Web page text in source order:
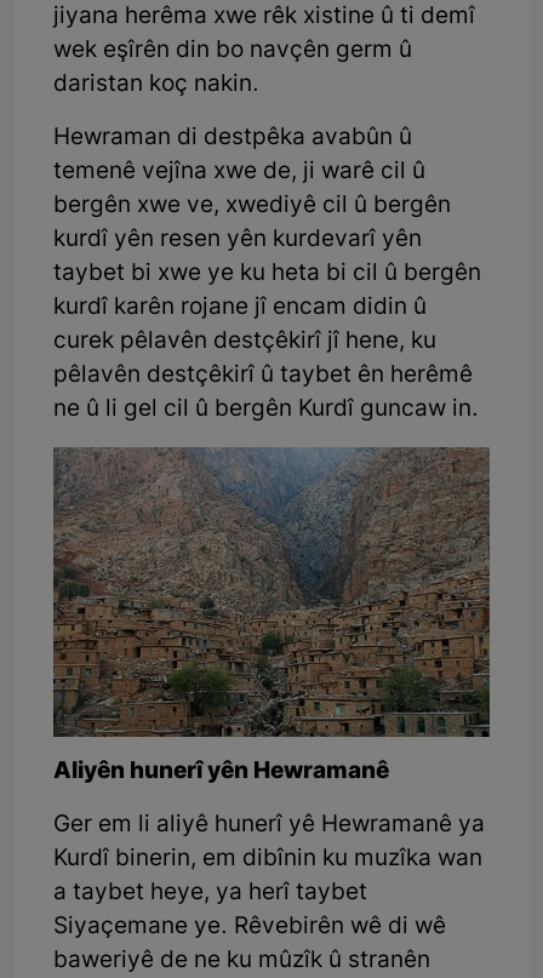
jiyana herêma xwe rêk xistine û ti demî
wek eşîrên din bo navçên germ û
daristan koç nakin.
Hewraman di destpêka avabûn û
temenê vejîna xwe de, ji warê cil û
bergên xwe ve, xwediyê cil û bergên
kurdî yên resen yên kurdevarî yên
taybet bi xwe ye ku heta bi cil û bergên
kurdî karên rojane jî encam didin û
curek pêlavên destçêkirî jî hene, ku
pêlavên destçêkirî û taybet ên herêmê
ne û li gel cil û bergên Kurdî guncaw in.
Aliyên hunerî yên Hewramanê
Ger em li aliyê hunerî yê Hewramanê ya
Kurdî binerin, em dibînin ku muzîka wan
a taybet heye, ya herî taybet
Siyaçemane ye. Rêvebirên wê di wê
baweriyê de ne ku mûzîk û stranên